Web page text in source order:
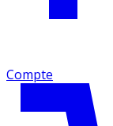
Compte